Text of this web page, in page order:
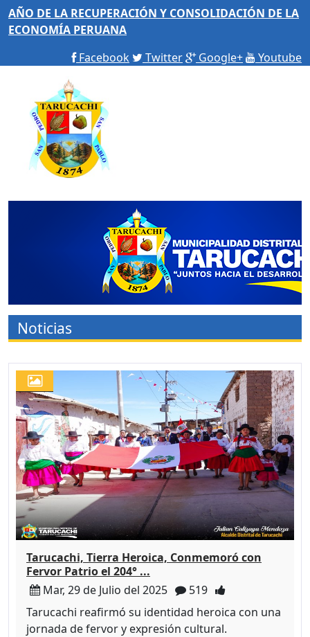
AÑO DE LA RECUPERACIÓN Y CONSOLIDACIÓN DE LA
ECONOMÍA PERUANA
Facebook
Twitter Google+ Youtube
Noticias
Tarucachi, Tierra Heroica, Conmemoró con
Fervor Patrio el 204° ...
Mar, 29 de Julio del 2025
519
Tarucachi reafirmó su identidad heroica con una
jornada de fervor y expresión cultural.